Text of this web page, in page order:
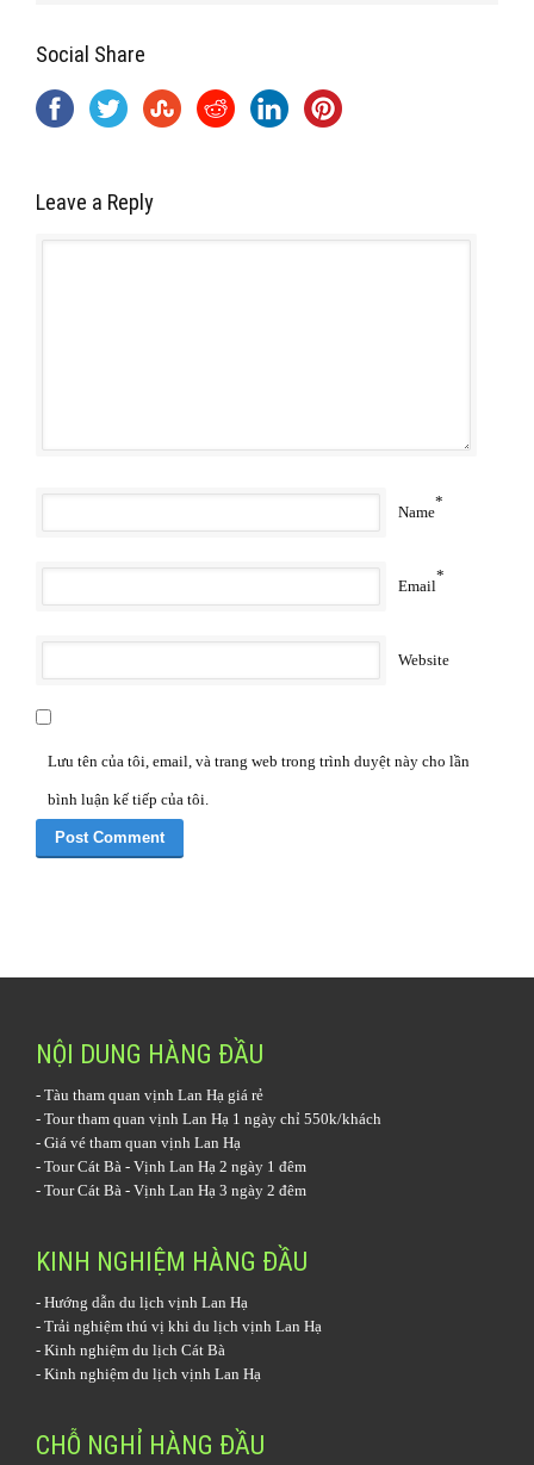
Social Share
Leave a Reply
Name
*
Email
*
Website
Lưu tên của tôi, email, và trang web trong trình duyệt này cho lần
bình luận kế tiếp của tôi.
NỘI DUNG HÀNG ĐẦU
- Tàu tham quan vịnh Lan Hạ giá rẻ
- Tour tham quan vịnh Lan Hạ 1 ngày chỉ 550k/khách
- Giá vé tham quan vịnh Lan Hạ
- Tour Cát Bà - Vịnh Lan Hạ 2 ngày 1 đêm
- Tour Cát Bà - Vịnh Lan Hạ 3 ngày 2 đêm
KINH NGHIỆM HÀNG ĐẦU
- Hướng dẫn du lịch vịnh Lan Hạ
- Trải nghiệm thú vị khi du lịch vịnh Lan Hạ
- Kinh nghiệm du lịch Cát Bà
- Kinh nghiệm du lịch vịnh Lan Hạ
CHỖ NGHỈ HÀNG ĐẦU